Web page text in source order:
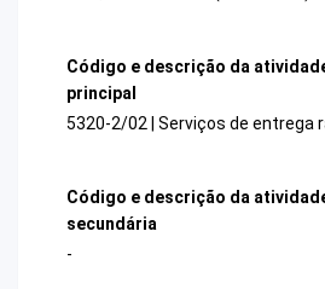
Código e descrição da
principal
5320-2/02 | Serviços de entrega
Código e descrição da
secundária
-